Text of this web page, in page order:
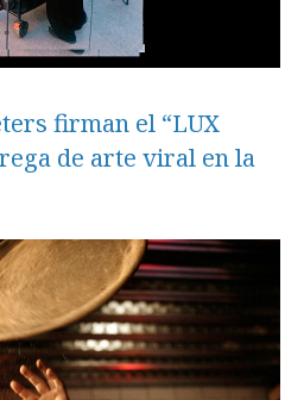
firman el “LUX
de arte viral en la